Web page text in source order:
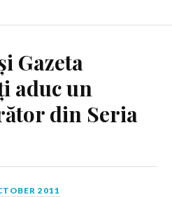
Gazeta
aduc un
din Seria
2011